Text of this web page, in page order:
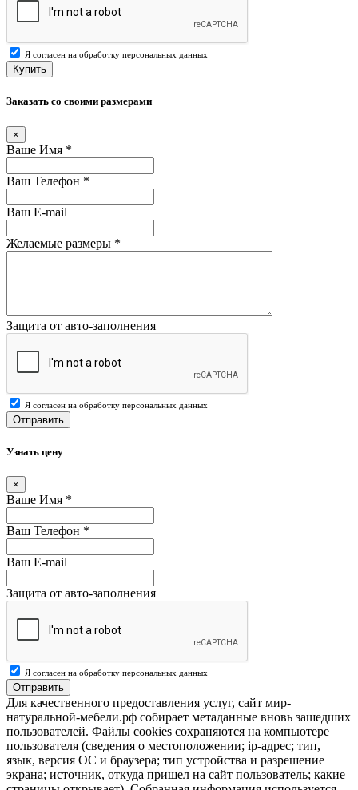
Я согласен на обработку персональных данных
Купить
Заказать со своими размерами
×
Ваше Имя *
Ваш Телефон *
Ваш E-mail
Желаемые размеры *
Защита от авто-заполнения
Я согласен на обработку персональных данных
Отправить
Узнать цену
×
Ваше Имя *
Ваш Телефон *
Ваш E-mail
Защита от авто-заполнения
Я согласен на обработку персональных данных
Отправить
Для качественного предоставления услуг, сайт мир-
натуральной-мебели.рф собирает метаданные вновь зашедших
пользователей. Файлы cookies сохраняются на компьютере
пользователя (сведения о местоположении; ip-адрес; тип,
язык, версия ОС и браузера; тип устройства и разрешение
экрана; источник, откуда пришел на сайт пользователь; какие